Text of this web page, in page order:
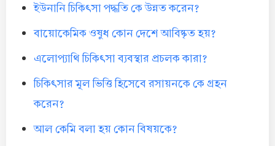
ইউনানি চিকিৎসা পদ্ধতি কে উন্নত করেন?
বায়োকেমিক ওষুধ কোন দেশে আবিষ্কৃত হয়?
এলোপ্যাথি চিকিৎসা ব্যবস্থার প্রচলক কারা?
চিকিৎসার মূল ভিত্তি হিসেবে রসায়নকে কে গ্রহন
করেন?
আল কেমি বলা হয় কোন বিষয়কে?